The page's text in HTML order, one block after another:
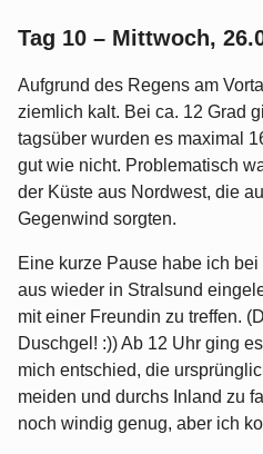
Tag 10 – Mittwoch,
Aufgrund des Regens am
ziemlich kalt. Bei ca. 12 Grad
tagsüber wurden es maximal
gut wie nicht. Problematisch
der Küste aus Nordwest, die
Gegenwind sorgten.
Eine kurze Pause habe ich
aus wieder in Stralsund
mit einer Freundin zu treffen.
Duschgel! :)) Ab 12 Uhr ging
mich entschied, die
meiden und durchs Inland zu
noch windig genug, aber ich